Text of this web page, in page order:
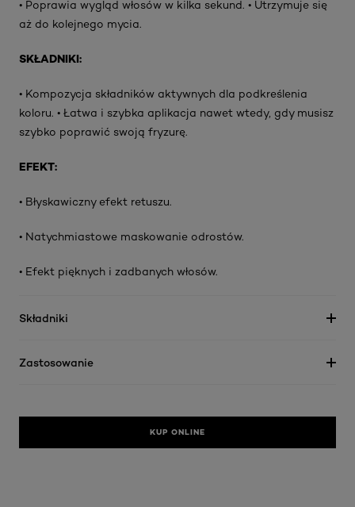
• Poprawia wygląd włosów w kilka sekund. • Utrzymuje się
aż do kolejnego mycia.
SKŁADNIKI:
• Kompozycja składników aktywnych dla podkreślenia
koloru. • Łatwa i szybka aplikacja nawet wtedy, gdy musisz
szybko poprawić swoją fryzurę.
EFEKT:
• Błyskawiczny efekt retuszu.
• Natychmiastowe maskowanie odrostów.
• Efekt pięknych i zadbanych włosów.
Składniki
Zastosowanie
KUP ONLINE